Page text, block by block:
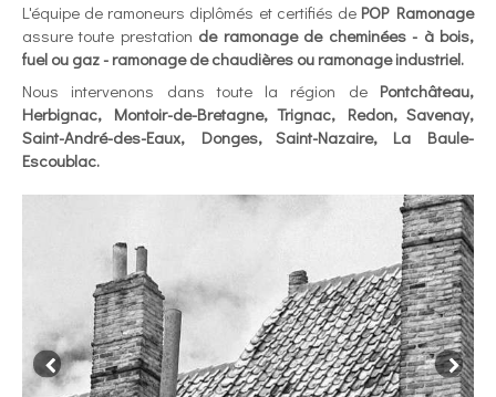
L'équipe de ramoneurs diplômés et certifiés de POP Ramonage
assure toute prestation de ramonage de cheminées - à bois,
fuel ou gaz - ramonage de chaudières ou ramonage industriel.
Nous intervenons dans toute la région de Pontchâteau,
Herbignac, Montoir-de-Bretagne, Trignac, Redon, Savenay,
Saint-André-des-Eaux, Donges, Saint-Nazaire, La Baule-
Escoublac.